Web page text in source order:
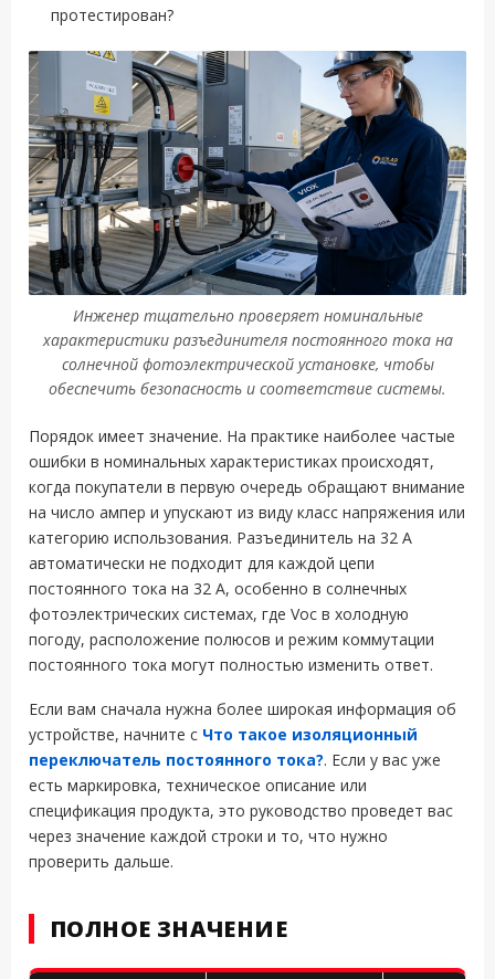
протестирован?
Инженер тщательно проверяет номинальные
характеристики разъединителя постоянного тока на
солнечной фотоэлектрической установке, чтобы
обеспечить безопасность и соответствие системы.
Порядок имеет значение. На практике наиболее частые
ошибки в номинальных характеристиках происходят,
когда покупатели в первую очередь обращают внимание
на число ампер и упускают из виду класс напряжения или
категорию использования. Разъединитель на 32 А
автоматически не подходит для каждой цепи
постоянного тока на 32 А, особенно в солнечных
фотоэлектрических системах, где Voc в холодную
погоду, расположение полюсов и режим коммутации
постоянного тока могут полностью изменить ответ.
Если вам сначала нужна более широкая информация об
устройстве, начните с Что такое изоляционный
переключатель постоянного тока?. Если у вас уже
есть маркировка, техническое описание или
спецификация продукта, это руководство проведет вас
через значение каждой строки и то, что нужно
проверить дальше.
ПОЛНОЕ ЗНАЧЕНИЕ